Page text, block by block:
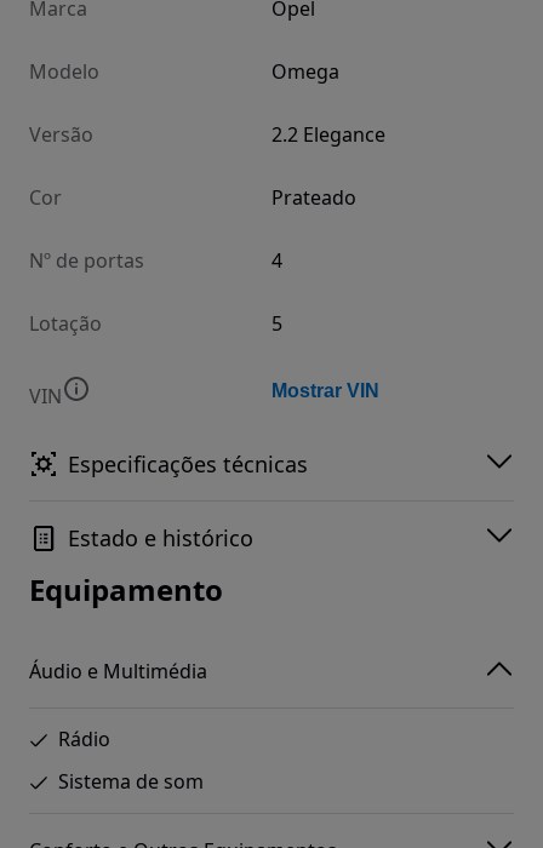
Marca Opel
Modelo Omega
Versão 2.2 Elegance
Cor Prateado
Nº de portas 4
Lotação 5
VIN Mostrar VIN
Especificações técnicas
Estado e histórico
Equipamento
Áudio e Multimédia
Rádio
Sistema de som